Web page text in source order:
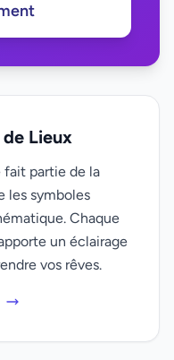
Lieux
fait partie de la
les symboles
Chaque
un éclairage
vos rêves.